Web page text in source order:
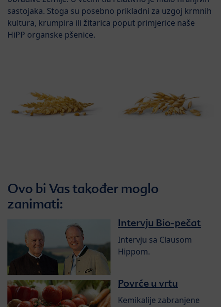
sastojaka. Stoga su posebno prikladni za uzgoj krmnih
kultura, krumpira ili žitarica poput primjerice naše
HiPP organske pšenice.
Ovo bi Vas također moglo
zanimati:
Intervju Bio-pečat
Intervju sa Clausom
Hippom.
Povrće u vrtu
Kemikalije zabranjene